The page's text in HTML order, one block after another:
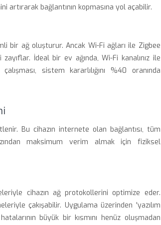
artırarak bağlantının kopmasına yol açabilir.
bir ağ oluşturur. Ancak Wi-Fi ağları ile Zigbee
İdeal bir ev ağında, Wi-Fi kanalınız ile
sistem kararlılığını %40 oranında
Bu cihazın internete olan bağlantısı, tüm
maksimum verim almak için fiziksel
cihazın ağ protokollerini optimize eder.
çakışabilir. Uygulama üzerinden 'yazılım
büyük bir kısmını henüz oluşmadan